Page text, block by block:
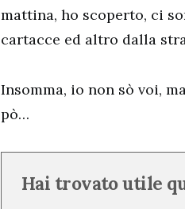
mattina, ho scoperto, ci
cartacce ed altro dalla
Insomma, io non sò voi,
pò…
Hai trovato utile